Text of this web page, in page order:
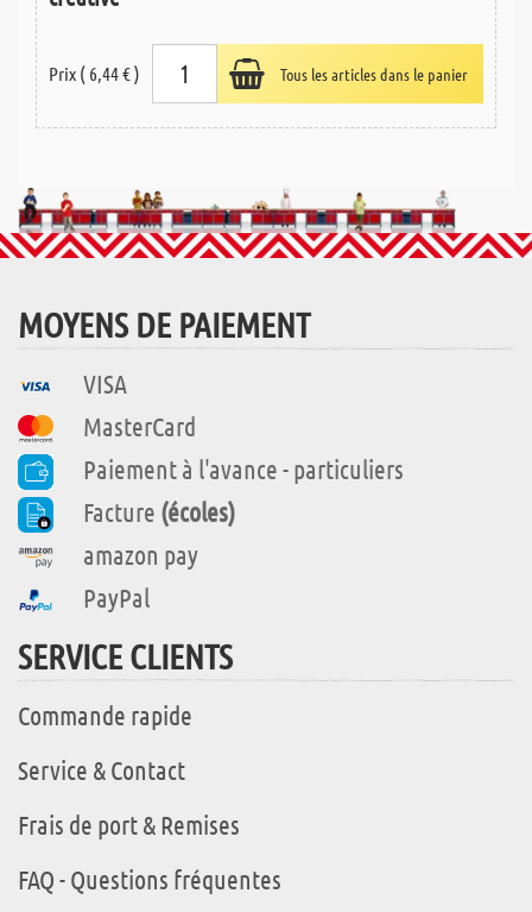
Prix ( 6,44 € ) Tous les articles dans le panier
MOYENS DE PAIEMENT
VISA
MasterCard
Paiement à l'avance - particuliers
Facture (écoles)
amazon pay
PayPal
SERVICE CLIENTS
Commande rapide
Service & Contact
Frais de port & Remises
FAQ - Questions fréquentes